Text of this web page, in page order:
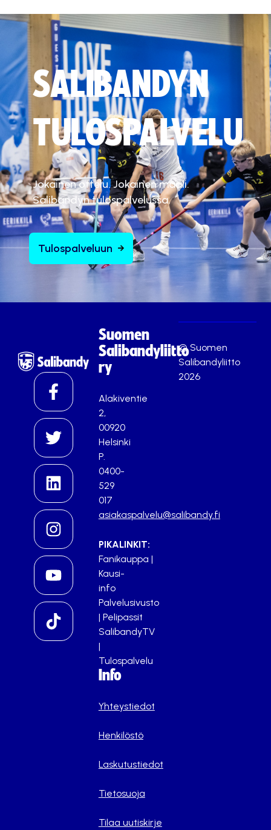
SALIBANDYN
TULOSPALVELU
Jokainen ottelu. Jokainen maali.
Salibandyn tulospalvelussa.
Tulospalveluun
Suomen
Salibandyliitto
ry
Alakiventie
2,
00920
Helsinki
P.
0400-
529
017
asiakaspalvelu@salibandy.fi
PIKALINKIT:
Fanikauppa |
Kausi-
info
Palvelusivusto
| Pelipassit
SalibandyTV
|
Tulospalvelu
Info
Yhteystiedot
Henkilöstö
Laskutustiedot
Tietosuoja
Tilaa uutiskirje
© Suomen
Salibandyliitto
2026